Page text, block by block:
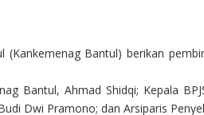
Bantul) berikan
Bantul, Ahmad Shidqi; Kepala
Dwi Pramono; dan Arsiparis